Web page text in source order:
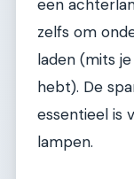
een
zelfs om
laden (mits
hebt). De
essentieel is
lampen.